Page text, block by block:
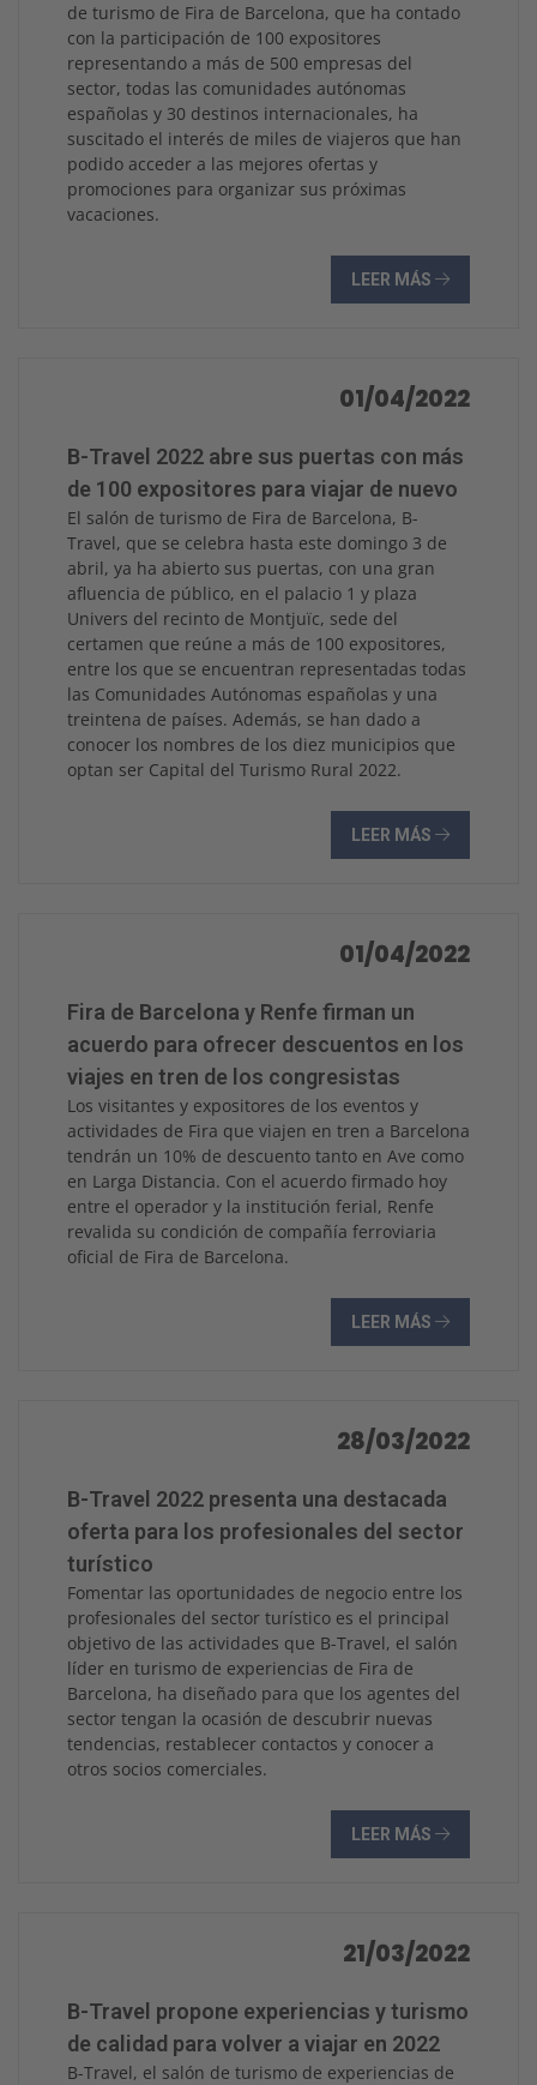
de turismo de Fira de Barcelona, que ha contado
con la participación de 100 expositores
representando a más de 500 empresas del
sector, todas las comunidades autónomas
españolas y 30 destinos internacionales, ha
suscitado el interés de miles de viajeros que han
podido acceder a las mejores ofertas y
promociones para organizar sus próximas
vacaciones.
LEER MÁS
01/04/2022
B-Travel 2022 abre sus puertas con más
de 100 expositores para viajar de nuevo
El salón de turismo de Fira de Barcelona, B-
Travel, que se celebra hasta este domingo 3 de
abril, ya ha abierto sus puertas, con una gran
afluencia de público, en el palacio 1 y plaza
Univers del recinto de Montjuïc, sede del
certamen que reúne a más de 100 expositores,
entre los que se encuentran representadas todas
las Comunidades Autónomas españolas y una
treintena de países. Además, se han dado a
conocer los nombres de los diez municipios que
optan ser Capital del Turismo Rural 2022.
LEER MÁS
01/04/2022
Fira de Barcelona y Renfe firman un
acuerdo para ofrecer descuentos en los
viajes en tren de los congresistas
Los visitantes y expositores de los eventos y
actividades de Fira que viajen en tren a Barcelona
tendrán un 10% de descuento tanto en Ave como
en Larga Distancia. Con el acuerdo firmado hoy
entre el operador y la institución ferial, Renfe
revalida su condición de compañía ferroviaria
oficial de Fira de Barcelona.
LEER MÁS
28/03/2022
B-Travel 2022 presenta una destacada
oferta para los profesionales del sector
turístico
Fomentar las oportunidades de negocio entre los
profesionales del sector turístico es el principal
objetivo de las actividades que B-Travel, el salón
líder en turismo de experiencias de Fira de
Barcelona, ha diseñado para que los agentes del
sector tengan la ocasión de descubrir nuevas
tendencias, restablecer contactos y conocer a
otros socios comerciales.
LEER MÁS
21/03/2022
B-Travel propone experiencias y turismo
de calidad para volver a viajar en 2022
B-Travel, el salón de turismo de experiencias de